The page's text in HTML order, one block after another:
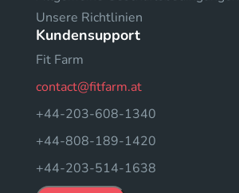
Unsere Richtlinien
Kundensupport
Fit Farm
contact@fitfarm.at
+44-203-608-1340
+44-808-189-1420
+44-203-514-1638